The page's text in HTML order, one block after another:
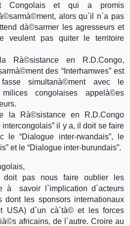
Congolais et qui a promis
alors qu`il n`a pas
dà©sarmer les agresseurs et
veulent pas quiter le territoire
Rà©sistance en R.D.Congo,
des “Interhamwes” est
simultanà©ment avec le
congolaises appelà©es
la Rà©sistance en R.D.Congo
il y a, il doit se faire
le “Dialogue inter-rwandais”, le
et le “Dialogue inter-burundais”.
doit pas nous faire oublier les
à savoir l`implication d`acteurs
dont les sponsors internationaux
USA) d`un cà´tà© et les forces
africains, de l`autre. Croire au